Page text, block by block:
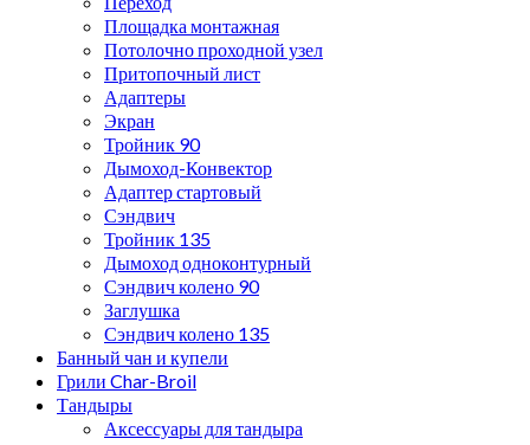
Площадка монтажная
Потолочно проходной узел
Притопочный лист
Адаптеры
Экран
Тройник 90
Дымоход-Конвектор
Адаптер стартовый
Сэндвич
Тройник 135
Дымоход одноконтурный
Сэндвич колено 90
Заглушка
Сэндвич колено 135
Банный чан и купели
Грили Char-Broil
Тандыры
Аксессуары для тандыра